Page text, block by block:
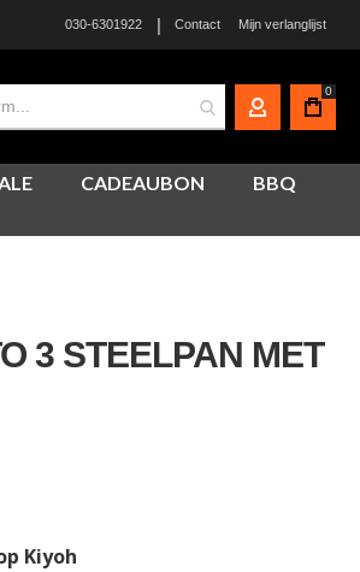
030-6301922
| Contact Mijn verlanglijst
MIJN
0
CADEAUBON
BBQ
3 STEELPAN MET
Kiyoh